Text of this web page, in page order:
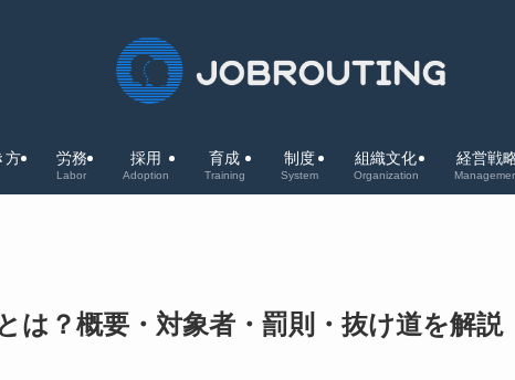
方 労務
Labor
採用
Adoption
育成
Training
制度
System
組織文化
Organization
経営戦
は？概要・対象者・罰則・抜け道を解説